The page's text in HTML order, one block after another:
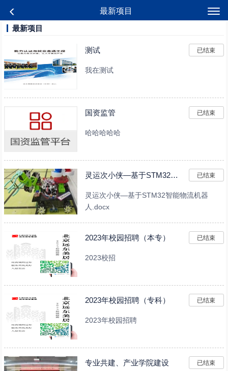
最新项目
最新项目
测试 已结束
我在测试
国资监管 已结束
哈哈哈哈哈
灵运次小侠—基于STM32智能物流机器人 已结束
灵运次小侠—基于STM32智能物流机器
人.docx
2023年校园招聘（本专） 已结束
2023校招
2023年校园招聘（专科） 已结束
2023年校园招聘
专业共建、产业学院建设 已结束